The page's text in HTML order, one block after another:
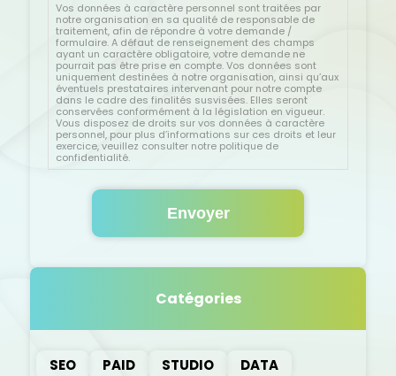
Catégories
SEO PAID STUDIO DATA
Vos données à caractère personnel sont traitées par
notre organisation en sa qualité de responsable de
traitement, afin de répondre à votre demande /
formulaire. A défaut de renseignement des champs
ayant un caractère obligatoire, votre demande ne
pourrait pas être prise en compte. Vos données sont
uniquement destinées à notre organisation, ainsi qu’aux
éventuels prestataires intervenant pour notre compte
dans le cadre des finalités susvisées. Elles seront
conservées conformément à la législation en vigueur.
Vous disposez de droits sur vos données à caractère
personnel, pour plus d’informations sur ces droits et leur
exercice, veuillez consulter notre politique de
confidentialité.